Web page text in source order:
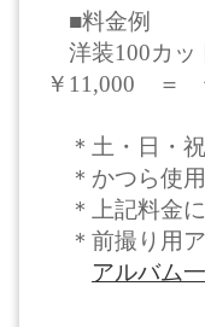
■料金例
洋装100カッ
￥11,000 ＝
＊土・日・
＊かつら使
＊上記料金
＊前撮り用ア
アルバム